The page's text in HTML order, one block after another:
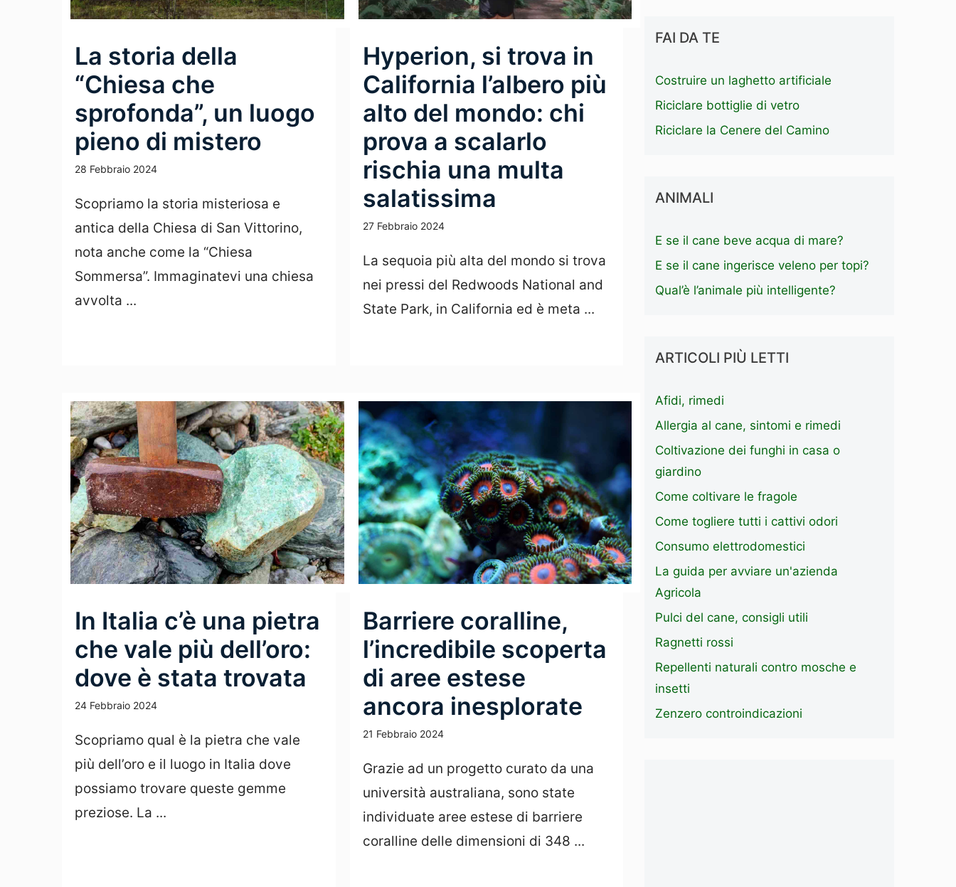
La storia della
“Chiesa che
sprofonda”, un luogo
pieno di mistero
28 Febbraio 2024
Scopriamo la storia misteriosa e
antica della Chiesa di San Vittorino,
nota anche come la “Chiesa
Sommersa”. Immaginatevi una chiesa
avvolta ...
Hyperion, si trova in
California l’albero più
alto del mondo: chi
prova a scalarlo
rischia una multa
salatissima
27 Febbraio 2024
La sequoia più alta del mondo si trova
nei pressi del Redwoods National and
State Park, in California ed è meta ...
In Italia c’è una pietra
che vale più dell’oro:
dove è stata trovata
24 Febbraio 2024
Scopriamo qual è la pietra che vale
più dell’oro e il luogo in Italia dove
possiamo trovare queste gemme
preziose. La ...
Barriere coralline,
l’incredibile scoperta
di aree estese
ancora inesplorate
21 Febbraio 2024
Grazie ad un progetto curato da una
università australiana, sono state
individuate aree estese di barriere
coralline delle dimensioni di 348 ...
FAI DA TE
Costruire un laghetto artificiale
Riciclare bottiglie di vetro
Riciclare la Cenere del Camino
ANIMALI
E se il cane beve acqua di mare?
E se il cane ingerisce veleno per topi?
Qual’è l’animale più intelligente?
ARTICOLI PIÙ LETTI
Afidi, rimedi
Allergia al cane, sintomi e rimedi
Coltivazione dei funghi in casa o
giardino
Come coltivare le fragole
Come togliere tutti i cattivi odori
Consumo elettrodomestici
La guida per avviare un'azienda
Agricola
Pulci del cane, consigli utili
Ragnetti rossi
Repellenti naturali contro mosche e
insetti
Zenzero controindicazioni